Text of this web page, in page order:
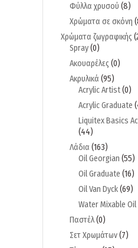
Φύλλα χρυσού (8)
Χρώματα σε σκόνη
Χρώματα ζωγραφικής
Spray(0)
Ακουαρέλες (0)
Ακρυλικά (95)
Acrylic Artist(0)
Acrylic Graduate
Liquitex Basics
(44)
Λάδια (163)
Oil Georgian (55)
Oil Graduate (16)
Oil Van Dyck(69)
Water Mixable Oil
Παστέλ(0)
Σετ Χρωμάτων(7)